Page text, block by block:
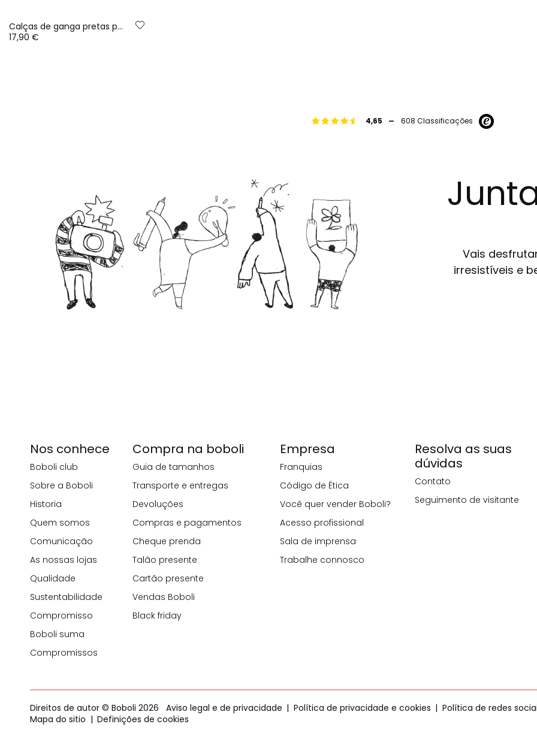
Calças de ganga pretas para menina
17,90 €
4,65 - 608 Classificações
Vais
irresistíveis e
Nos conhece
Boboli club
Sobre a Boboli
Historia
Quem somos
Comunicação
As nossas lojas
Qualidade
Sustentabilidade
Compromisso
Boboli suma
Compromissos
Compra na boboli
Guia de tamanhos
Transporte e entregas
Devoluções
Compras e pagamentos
Cheque prenda
Talão presente
Cartão presente
Vendas Boboli
Black friday
Empresa
Franquias
Código de Ética
Você quer vender Boboli?
Acesso profissional
Sala de imprensa
Trabalhe connosco
Resolva as suas
dúvidas
Contato
Seguimento de visitante
Direitos de autor © Boboli 2026 Aviso legal e de privacidade Política de privacidade e cookies
Política de redes
Mapa do sitio
Definições de cookies